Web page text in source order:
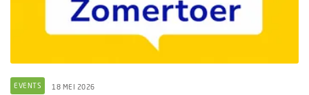
EVENTS 18 MEI 2026